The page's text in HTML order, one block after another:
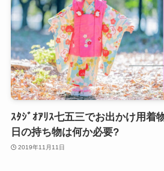
ｽﾀｼﾞｵｱﾘｽ七五三でお出かけ用着
日の持ち物は何か必要?
2019年11月11日